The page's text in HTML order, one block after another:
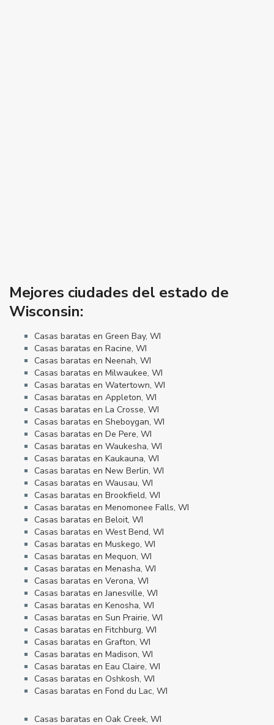
Mejores ciudades del estado de
Wisconsin:
Casas baratas en Green Bay, WI
Casas baratas en Racine, WI
Casas baratas en Neenah, WI
Casas baratas en Milwaukee, WI
Casas baratas en Watertown, WI
Casas baratas en Appleton, WI
Casas baratas en La Crosse, WI
Casas baratas en Sheboygan, WI
Casas baratas en De Pere, WI
Casas baratas en Waukesha, WI
Casas baratas en Kaukauna, WI
Casas baratas en New Berlin, WI
Casas baratas en Wausau, WI
Casas baratas en Brookfield, WI
Casas baratas en Menomonee Falls, WI
Casas baratas en Beloit, WI
Casas baratas en West Bend, WI
Casas baratas en Muskego, WI
Casas baratas en Mequon, WI
Casas baratas en Menasha, WI
Casas baratas en Verona, WI
Casas baratas en Janesville, WI
Casas baratas en Kenosha, WI
Casas baratas en Sun Prairie, WI
Casas baratas en Fitchburg, WI
Casas baratas en Grafton, WI
Casas baratas en Madison, WI
Casas baratas en Eau Claire, WI
Casas baratas en Oshkosh, WI
Casas baratas en Fond du Lac, WI
Casas baratas en Oak Creek, WI